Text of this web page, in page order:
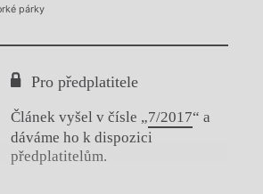
párky
Pro předplatitele
Článek vyšel v čísle „7/2017“ a
dáváme ho k dispozici
předplatitelům.